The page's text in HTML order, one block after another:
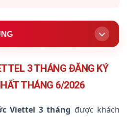
Gói 3 Tháng?
Đủ Gói 3 Tháng 2026
Rẻ Nhất 2026
3 THÁNG ĐĂNG KÝ
THÁNG 6/2026
Viettel 3 tháng được khách